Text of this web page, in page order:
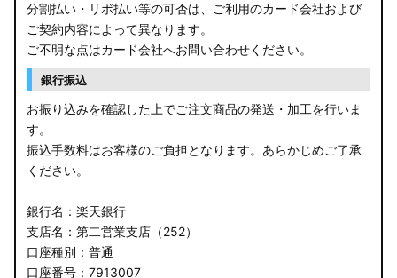
分割払い・リボ払い等の可否は、ご利用のカード会社および
ご契約内容によって異なります。
ご不明な点はカード会社へお問い合わせください。
銀行振込
お振り込みを確認した上でご注文商品の発送・加工を行いま
す。
振込手数料はお客様のご負担となります。あらかじめご了承
ください。
銀行名：楽天銀行
支店名：第二営業支店（252）
口座種別：普通
口座番号：7913007